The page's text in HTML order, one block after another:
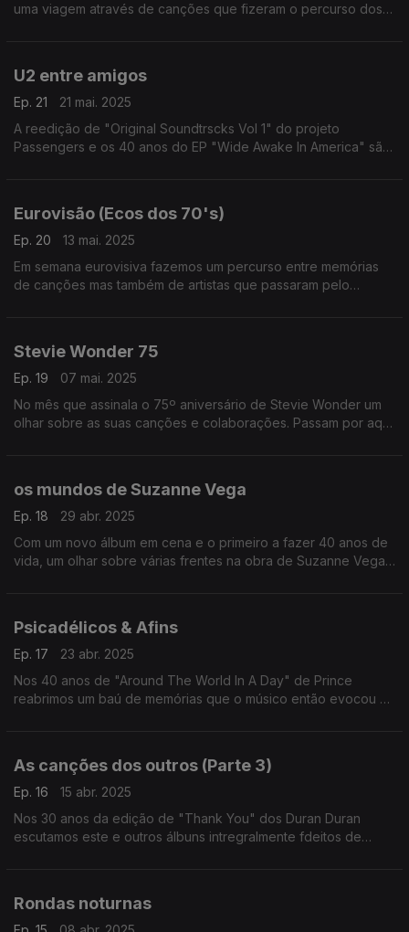
uma viagem através de canções que fizeram o percurso dos
U2 entre amigos
Ep. 21
21 mai. 2025
A reedição de "Original Soundtrscks Vol 1" do projeto
Passengers e os 40 anos do EP "Wide Awake In America" são
Eurovisão (Ecos dos 70's)
Ep. 20
13 mai. 2025
Em semana eurovisiva fazemos um percurso entre memórias
de canções mas também de artistas que passaram pelo
Stevie Wonder 75
Ep. 19
07 mai. 2025
No mês que assinala o 75º aniversário de Stevie Wonder um
olhar sobre as suas canções e colaborações. Passam por aqui
os mundos de Suzanne Vega
Ep. 18
29 abr. 2025
Com um novo álbum em cena e o primeiro a fazer 40 anos de
vida, um olhar sobre várias frentes na obra de Suzanne Vega
Psicadélicos & Afins
Ep. 17
23 abr. 2025
Nos 40 anos de "Around The World In A Day" de Prince
reabrimos um baú de memórias que o músico então evocou e
As canções dos outros (Parte 3)
Ep. 16
15 abr. 2025
Nos 30 anos da edição de "Thank You" dos Duran Duran
escutamos este e outros álbuns intregralmente fdeitos de
Rondas noturnas